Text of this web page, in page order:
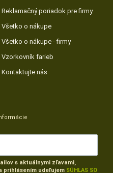
Reklamačný poriadok pre firmy
Všetko o nákupe
Všetko o nákupe - firmy
Vzorkovník farieb
Kontaktujte nás
s aktuálnymi zľavami,
prihlásením udeľujem SÚHLAS SO